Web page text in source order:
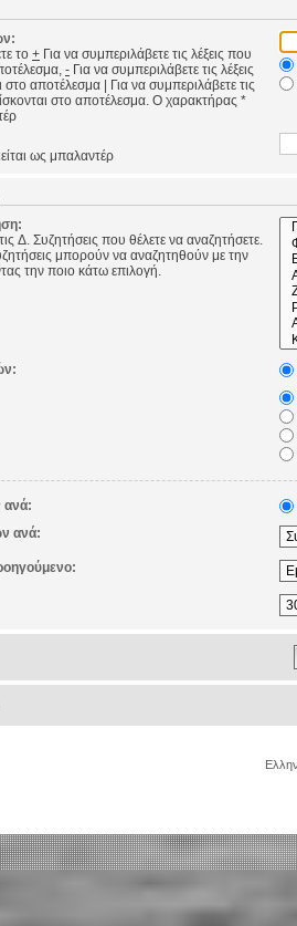
το + Για να συμπεριλάβετε τις λέξεις που
- Για να συμπεριλάβετε τις λέξεις
στο αποτέλεσμα | Για να συμπεριλάβετε τις
στο αποτέλεσμα. Ο χαρακτήρας *
ως μπαλαντέρ
Δ. Συζητήσεις που θέλετε να αναζητήσετε.
μπορούν να αναζητηθούν με την
την ποιο κάτω επιλογή.
ανά:
ανά: